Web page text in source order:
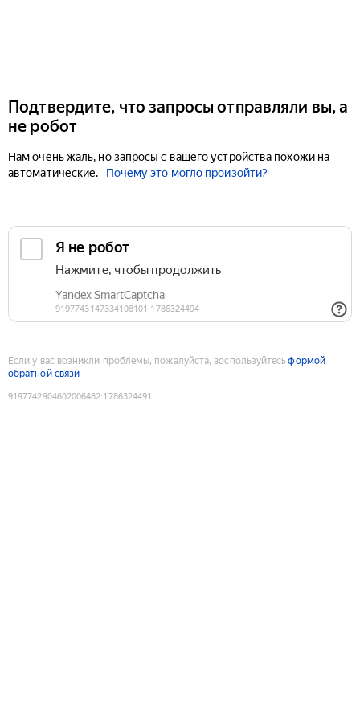
Подтвердите, что запросы отправляли вы, а
не робот
Нам очень жаль, но запросы с вашего устройства похожи на
автоматические.
Почему это могло произойти?
Если у вас возникли проблемы, пожалуйста, воспользуйтесьформой
обратной связи
9197742904602006482:1786324491